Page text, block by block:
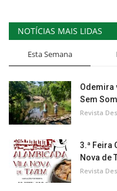
NOTÍCIAS MAIS LIDAS
Esta Semana
Odemira
Sem
Revista
3.ª Feira
Nova de
Revista